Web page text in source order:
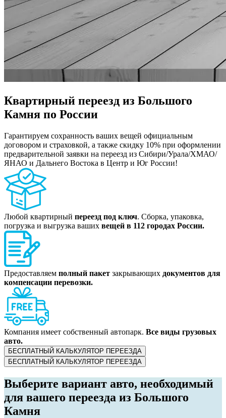
Квартирный переезд из Большого
Камня по России
Гарантируем сохранность ваших вещей официальным
договором и страховкой, а также скидку 10% при оформлении
предварительной заявки на переезд из Сибири/Урала/ХМАО/
ЯНАО и Дальнего Востока в Центр и Юг России!
Любой квартирный переезд под ключ. Сборка, упаковка,
погрузка и выгрузка ваших вещей в 112 городах России.
Предоставляем полный пакет закрывающих документов для
компенсации перевозки.
Компания имеет собственный автопарк. Все виды грузовых
авто.
БЕСПЛАТНЫЙ КАЛЬКУЛЯТОР ПЕРЕЕЗДА
БЕСПЛАТНЫЙ КАЛЬКУЛЯТОР ПЕРЕЕЗДА
Выберите вариант авто, необходимый
для вашего переезда из Большого
Камня